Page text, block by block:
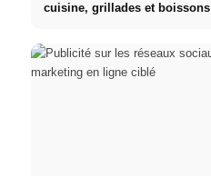
cuisine, grillades et boissons